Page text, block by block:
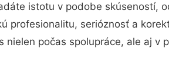
istotu v podobe skúseností,
profesionalitu, serióznosť a
počas spolupráce, ale aj